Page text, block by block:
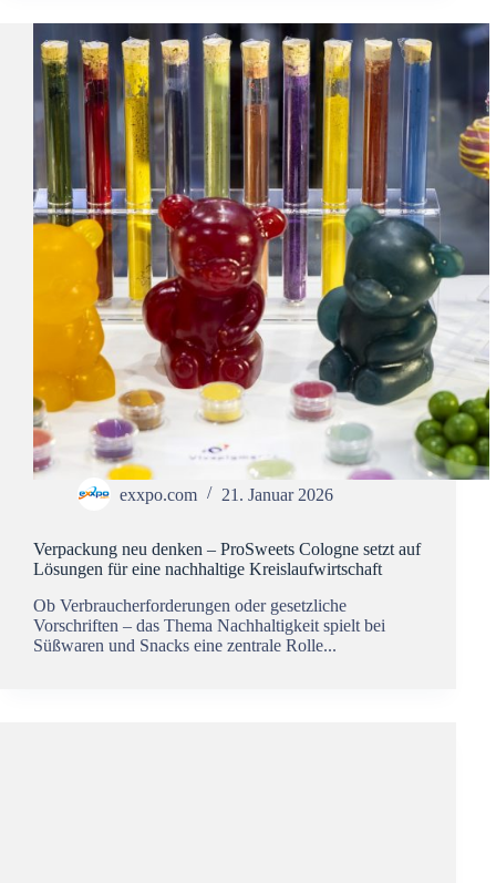
exxpo.com 21. Januar 2026
Verpackung neu denken – ProSweets Cologne setzt auf
Lösungen für eine nachhaltige Kreislaufwirtschaft
Ob Verbraucherforderungen oder gesetzliche
Vorschriften – das Thema Nachhaltigkeit spielt bei
Süßwaren und Snacks eine zentrale Rolle...